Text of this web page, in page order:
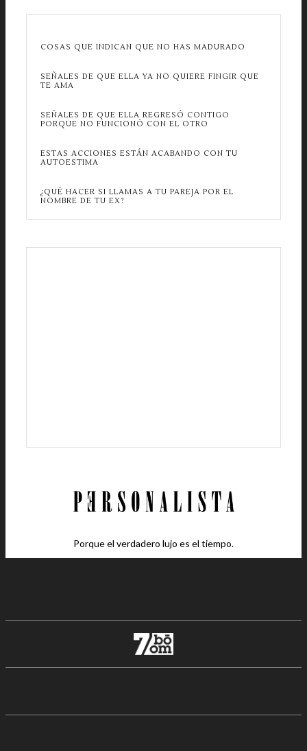
COSAS QUE INDICAN QUE NO HAS MADURADO
SEÑALES DE QUE ELLA YA NO QUIERE FINGIR QUE
TE AMA
SEÑALES DE QUE ELLA REGRESÓ CONTIGO
PORQUE NO FUNCIONÓ CON EL OTRO
ESTAS ACCIONES ESTÁN ACABANDO CON TU
AUTOESTIMA
¿QUÉ HACER SI LLAMAS A TU PAREJA POR EL
NOMBRE DE TU EX?
Porque el verdadero lujo es el tiempo.